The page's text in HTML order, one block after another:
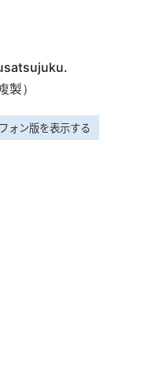
製）
ォン版を表示する